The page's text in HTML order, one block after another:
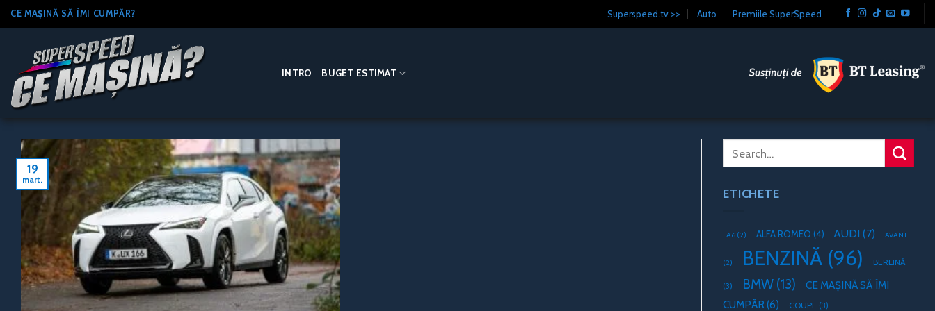
Skip
to
CE MAȘINĂ SĂ ÎMI CUMPĂR? Superspeed.tv >> Auto Premiile SuperSpeed
INTRO BUGET ESTIMAT
19
mart.
ETICHETE
A6 (2) ALFA ROMEO (4) AUDI (7) AVANT
(2) BENZINĂ (96) BERLINĂ
(3) BMW (13)
CE MAȘINĂ SĂ ÎMI
CUMPĂR(6) COUPE (3)